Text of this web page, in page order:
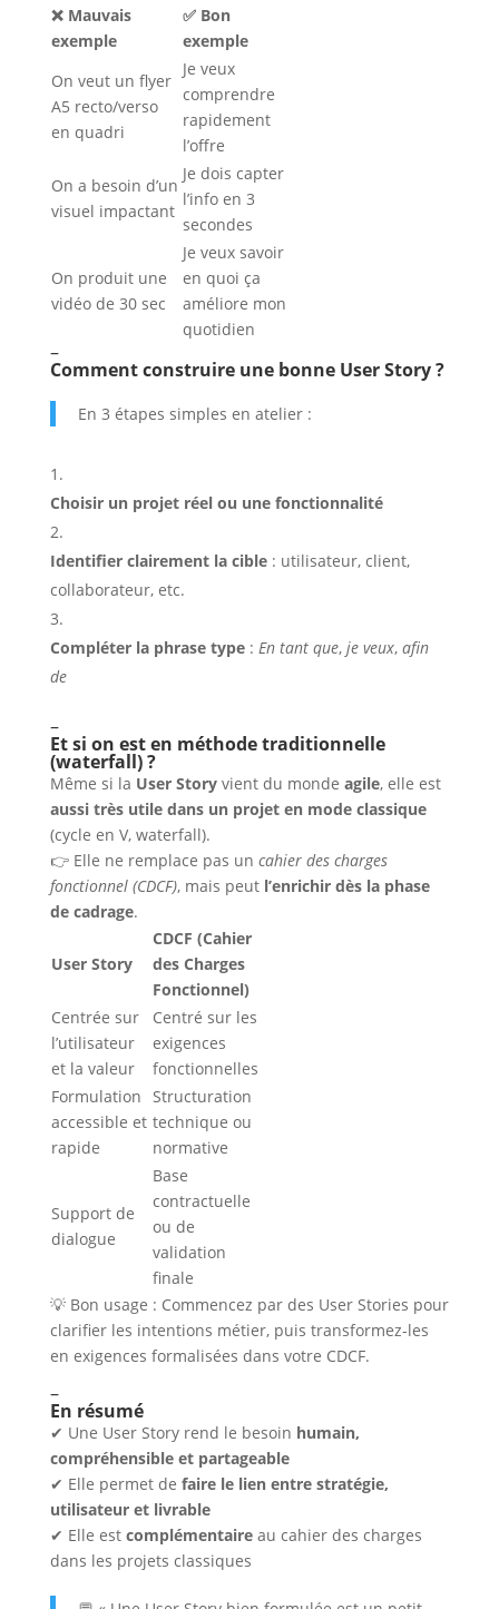
❌ Mauvais
exemple
✅ Bon
exemple
On veut un flyer
A5 recto/verso
en quadri
Je veux
comprendre
rapidement
l’offre
On a besoin d’un
visuel impactant
Je dois capter
l’info en 3
secondes
On produit une
vidéo de 30 sec
Je veux savoir
en quoi ça
améliore mon
quotidien
–
Comment construire une bonne User Story ?
En 3 étapes simples en atelier :
Choisir un projet réel ou une fonctionnalité
Identifier clairement la cible: utilisateur, client,
collaborateur, etc.
Compléter la phrase type: En tant que, je veux, afin
de
–
Et si on est en méthode traditionnelle
(waterfall) ?
Même si la User Storyvient du monde agile, elle est
aussi très utile dans un projet en mode classique
(cycle en V, waterfall).
👉 Elle ne remplace pas un cahier des charges
fonctionnel (CDCF), mais peut l’enrichir dès la phase
de cadrage.
User Story
CDCF (Cahier
des Charges
Fonctionnel)
Centrée sur
l’utilisateur
et la valeur
Centré sur les
exigences
fonctionnelles
Formulation
accessible et
rapide
Structuration
technique ou
normative
Support de
dialogue
Base
contractuelle
ou de
validation
finale
💡 Bon usage : Commencez par des User Stories pour
clarifier les intentions métier, puis transformez-les
en exigences formalisées dans votre CDCF.
–
En résumé
✔ Une User Story rend le besoin humain,
compréhensible et partageable
✔ Elle permet de faire le lien entre stratégie,
utilisateur et livrable
✔ Elle est complémentaireau cahier des charges
dans les projets classiques